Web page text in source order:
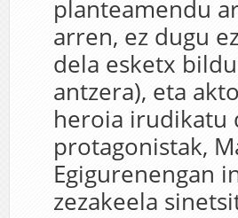
planteamendu
arren, ez dugu
dela esketx
antzera), eta
heroia irudikatu
protagonistak,
Egigurenengan
zezakeela